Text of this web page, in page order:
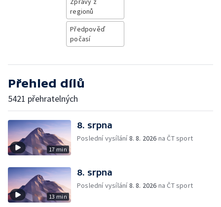
regionů
Předpověď
počasí
Přehled dílů
5421 přehratelných
17 min
8. srpna
Poslední vysílání8. 8. 2026 na ČT sport
13 min
8. srpna
Poslední vysílání8. 8. 2026 na ČT sport